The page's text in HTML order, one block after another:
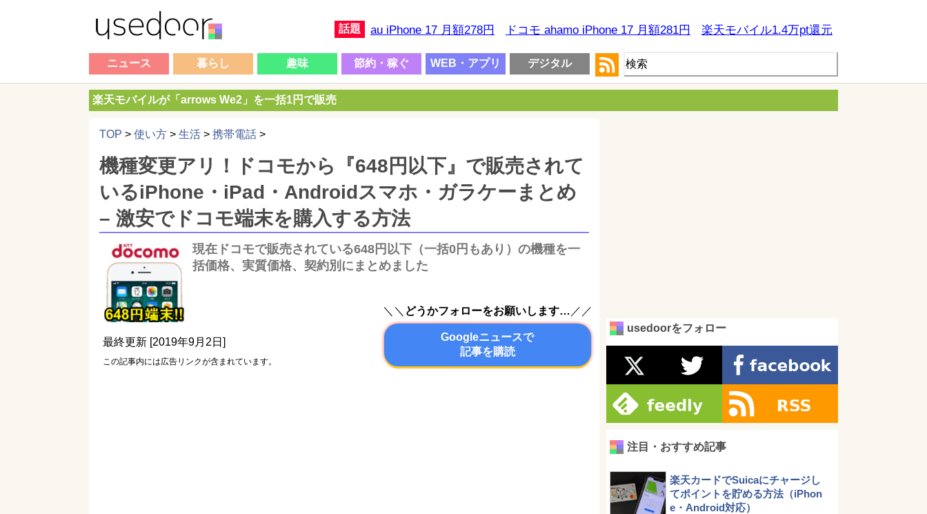
話題 au iPhone 17 月額278円 ドコモ ahamo iPhone 17 月額281円 楽天モバイル1.4万pt還元
ニュース 暮らし 趣味 節約・稼ぐ WEB・アプリ デジタル
楽天モバイルが「arrows We2」を一括1円で販売
TOP > 使い方 > 生活 > 携帯電話 >
機種変更アリ！ドコモから『648円以下』で販売されて
いるiPhone・iPad・Androidスマホ・ガラケーまとめ
– 激安でドコモ端末を購入する方法
現在ドコモで販売されている648円以下（一括0円もあり）の機種を一
括価格、実質価格、契約別にまとめました
最終更新 [2019年9月2日]
この記事内には広告リンクが含まれています。
＼＼ どうかフォローをお願いします… ／／
Googleニュースで
記事を購読
usedoorをフォロー
注目・おすすめ記事
楽天カードでSuicaにチャージし
てポイントを貯める方法（iPhon
e・Android対応）